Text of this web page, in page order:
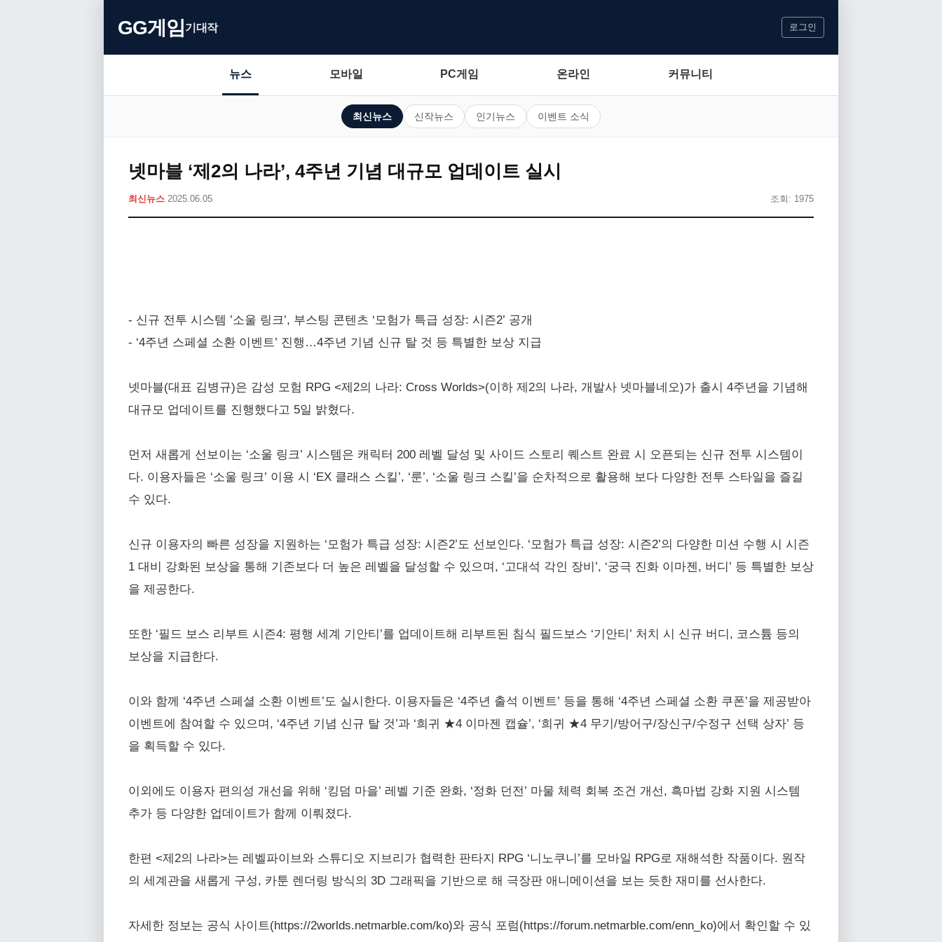
GG게임기대작 로그인
뉴스 모바일 PC게임 온라인 커뮤니티
최신뉴스 신작뉴스 인기뉴스 이벤트 소식
넷마블 ‘제2의 나라’, 4주년 기념 대규모 업데이트 실시
최신뉴스 2025.06.05 조회: 1975
- 신규 전투 시스템 ’소울 링크’, 부스팅 콘텐츠 ‘모험가 특급 성장: 시즌2’ 공개
- ‘4주년 스페셜 소환 이벤트’ 진행…4주년 기념 신규 탈 것 등 특별한 보상 지급
넷마블(대표 김병규)은 감성 모험 RPG <제2의 나라: Cross Worlds>(이하 제2의 나라, 개발사 넷마블네오)가 출시 4주년을 기념해
대규모 업데이트를 진행했다고 5일 밝혔다.
먼저 새롭게 선보이는 ‘소울 링크’ 시스템은 캐릭터 200 레벨 달성 및 사이드 스토리 퀘스트 완료 시 오픈되는 신규 전투 시스템이
다. 이용자들은 ‘소울 링크’ 이용 시 ‘EX 클래스 스킬’, ‘룬’, ‘소울 링크 스킬’을 순차적으로 활용해 보다 다양한 전투 스타일을 즐길
수 있다.
신규 이용자의 빠른 성장을 지원하는 ‘모험가 특급 성장: 시즌2’도 선보인다. ‘모험가 특급 성장: 시즌2’의 다양한 미션 수행 시 시즌
1 대비 강화된 보상을 통해 기존보다 더 높은 레벨을 달성할 수 있으며, ‘고대석 각인 장비’, ‘궁극 진화 이마젠, 버디’ 등 특별한 보상
을 제공한다.
또한 ‘필드 보스 리부트 시즌4: 평행 세계 기안티’를 업데이트해 리부트된 침식 필드보스 ‘기안티’ 처치 시 신규 버디, 코스튬 등의
보상을 지급한다.
이와 함께 ‘4주년 스페셜 소환 이벤트’도 실시한다. 이용자들은 ‘4주년 출석 이벤트’ 등을 통해 ‘4주년 스페셜 소환 쿠폰’을 제공받아
이벤트에 참여할 수 있으며, ‘4주년 기념 신규 탈 것’과 ‘희귀 ★4 이마젠 캡슐’, ‘희귀 ★4 무기/방어구/장신구/수정구 선택 상자’ 등
을 획득할 수 있다.
이외에도 이용자 편의성 개선을 위해 ‘킹덤 마을’ 레벨 기준 완화, ‘정화 던전’ 마물 체력 회복 조건 개선, 흑마법 강화 지원 시스템
추가 등 다양한 업데이트가 함께 이뤄졌다.
한편 <제2의 나라>는 레벨파이브와 스튜디오 지브리가 협력한 판타지 RPG ‘니노쿠니’를 모바일 RPG로 재해석한 작품이다. 원작
의 세계관을 새롭게 구성, 카툰 렌더링 방식의 3D 그래픽을 기반으로 해 극장판 애니메이션을 보는 듯한 재미를 선사한다.
자세한 정보는 공식 사이트(https://2worlds.netmarble.com/ko)와 공식 포럼(https://forum.netmarble.com/enn_ko)에서 확인할 수 있